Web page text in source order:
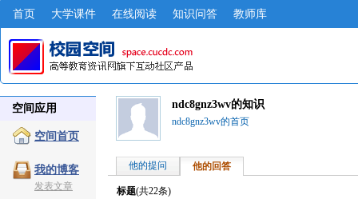
首页 大学课件 在线阅读 知识问答 教师库
空间应用
空间首页
我的博客
发表文章
ndc8gnz3wv的知识
ndc8gnz3wv的首页
他的提问 他的回答
标题(共22条)